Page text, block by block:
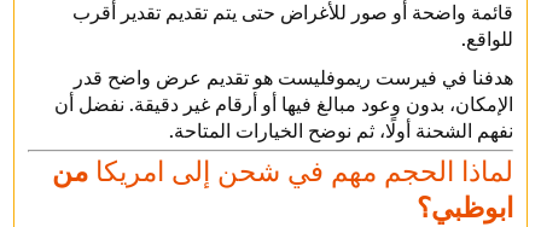
قائمة واضحة أو صور للأغراض حتى يتم تقديم تقدير أقرب
للواقع.
هدفنا في فيرست ريموفليست هو تقديم عرض واضح قدر
الإمكان، بدون وعود مبالغ فيها أو أرقام غير دقيقة. نفضل أن
نفهم الشحنة أولًا، ثم نوضح الخيارات المتاحة.
لماذا الحجم مهم في شحن إلى امريكا من
ابوظبي؟